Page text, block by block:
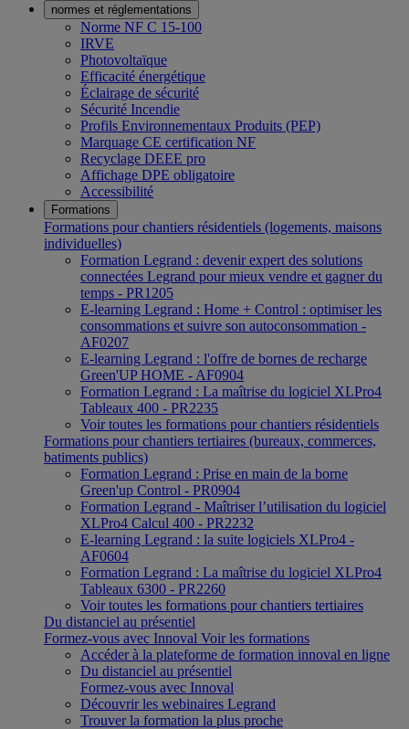
normes et réglementations
Norme NF C 15-100
IRVE
Photovoltaïque
Efficacité énergétique
Éclairage de sécurité
Sécurité Incendie
Profils Environnementaux Produits (PEP)
Marquage CE certification NF
Recyclage DEEE pro
Affichage DPE obligatoire
Accessibilité
Formations
Formations pour chantiers résidentiels (logements, maisons
individuelles)
Formation Legrand : devenir expert des solutions
connectées Legrand pour mieux vendre et gagner du
temps - PR1205
E-learning Legrand : Home + Control : optimiser les
consommations et suivre son autoconsommation -
AF0207
E-learning Legrand : l'offre de bornes de recharge
Green'UP HOME - AF0904
Formation Legrand : La maîtrise du logiciel XLPro4
Tableaux 400 - PR2235
Voir toutes les formations pour chantiers résidentiels
Formations pour chantiers tertiaires (bureaux, commerces,
batiments publics)
Formation Legrand : Prise en main de la borne
Green'up Control - PR0904
Formation Legrand - Maîtriser l’utilisation du logiciel
XLPro4 Calcul 400 - PR2232
E-learning Legrand : la suite logiciels XLPro4 -
AF0604
Formation Legrand : La maîtrise du logiciel XLPro4
Tableaux 6300 - PR2260
Voir toutes les formations pour chantiers tertiaires
Du distanciel au présentiel
Formez-vous avec Innoval Voir les formations
Accéder à la plateforme de formation innoval en ligne
Du distanciel au présentiel
Formez-vous avec Innoval
Découvrir les webinaires Legrand
Trouver la formation la plus proche